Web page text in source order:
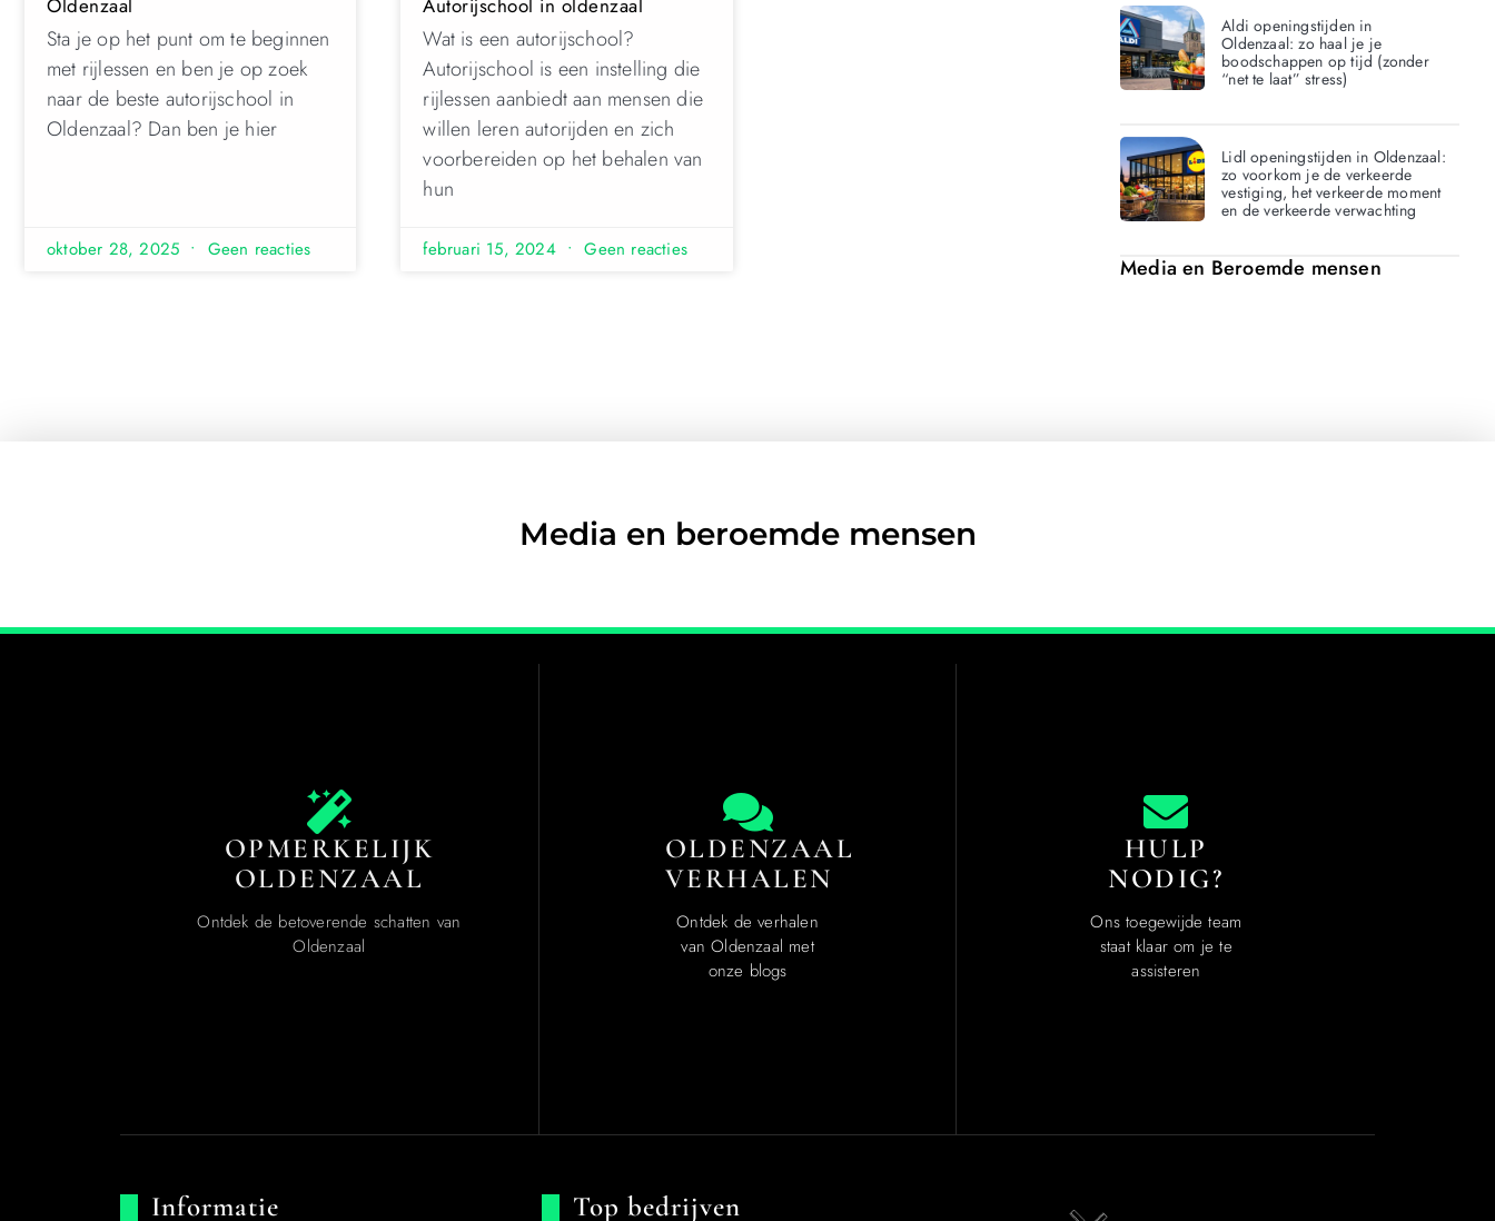
Oldenzaal
Sta je op het punt om te beginnen
met rijlessen en ben je op zoek
naar de beste autorijschool in
Oldenzaal? Dan ben je hier
oktober 28, 2025 Geen reacties
Autorijschool in oldenzaal
Wat is een autorijschool?
Autorijschool is een instelling die
rijlessen aanbiedt aan mensen die
willen leren autorijden en zich
voorbereiden op het behalen van
hun
februari 15, 2024 Geen reacties
Aldi openingstijden in
Oldenzaal: zo haal je je
boodschappen op tijd (zonder
“net te laat” stress)
Lidl openingstijden in Oldenzaal:
zo voorkom je de verkeerde
vestiging, het verkeerde moment
en de verkeerde verwachting
Media en Beroemde mensen
Media en beroemde mensen
HULP
NODIG?
Ons toegewijde team
staat klaar om je te
assisteren
OLDENZAAL
VERHALEN
Ontdek de verhalen
van Oldenzaal met
onze blogs
OPMERKELIJK
OLDENZAAL
Ontdek de betoverende schatten van
Oldenzaal
Informatie Top bedrijven